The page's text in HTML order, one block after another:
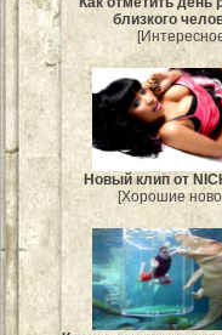
близкого
Новый клип от
[Хорошие